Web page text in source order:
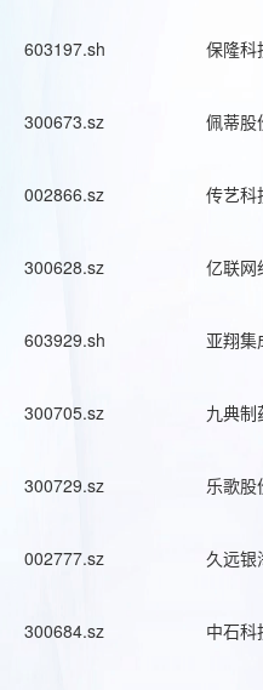
603197.sh 保隆科
300673.sz 佩蒂股
002866.sz 传艺科
300628.sz 亿联网
603929.sh 亚翔集
300705.sz 九典制
300729.sz 乐歌股
002777.sz 久远银
300684.sz 中石科